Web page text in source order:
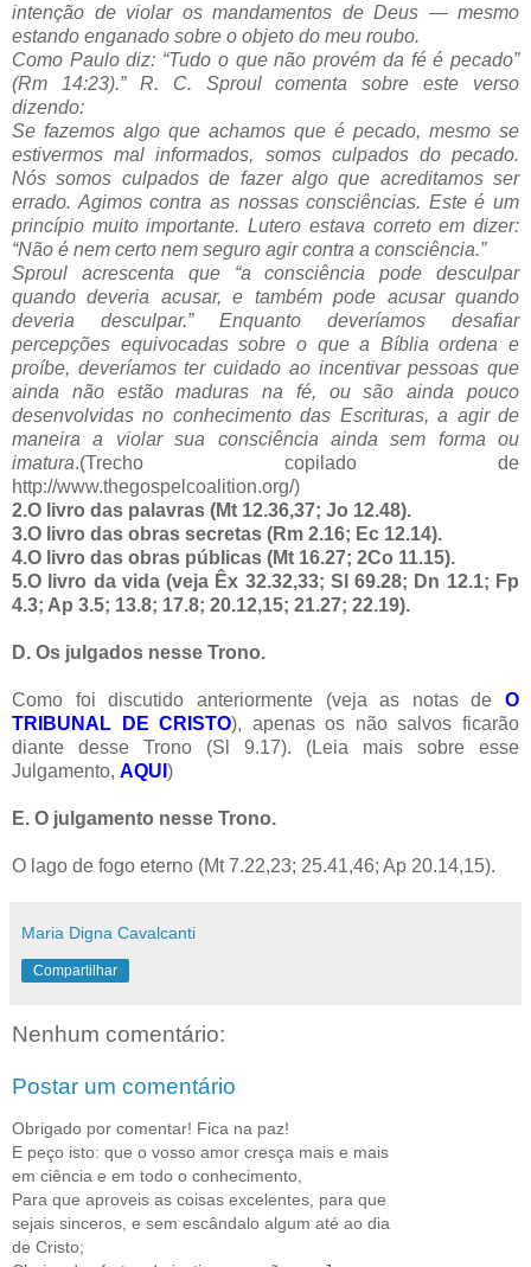
intenção de violar os mandamentos de Deus — mesmo
estando enganado sobre o objeto do meu roubo.
Como Paulo diz: “Tudo o que não provém da fé é pecado”
(Rm 14:23).” R. C. Sproul comenta sobre este verso
dizendo:
Se fazemos algo que achamos que é pecado, mesmo se
estivermos mal informados, somos culpados do pecado.
Nós somos culpados de fazer algo que acreditamos ser
errado. Agimos contra as nossas consciências. Este é um
princípio muito importante. Lutero estava correto em dizer:
“Não é nem certo nem seguro agir contra a consciência.”
Sproul acrescenta que “a consciência pode desculpar
quando deveria acusar, e também pode acusar quando
deveria desculpar.” Enquanto deveríamos desafiar
percepções equivocadas sobre o que a Bíblia ordena e
proíbe, deveríamos ter cuidado ao incentivar pessoas que
ainda não estão maduras na fé, ou são ainda pouco
desenvolvidas no conhecimento das Escrituras, a agir de
maneira a violar sua consciência ainda sem forma ou
imatura.(Trecho copilado de
http://www.thegospelcoalition.org/)
2.O livro das palavras (Mt 12.36,37; Jo 12.48).
3.O livro das obras secretas (Rm 2.16; Ec 12.14).
4.O livro das obras públicas (Mt 16.27; 2Co 11.15).
5.O livro da vida (veja Êx 32.32,33; Sl 69.28; Dn 12.1; Fp
4.3; Ap 3.5; 13.8; 17.8; 20.12,15; 21.27; 22.19).
D. Os julgados nesse Trono.
Como foi discutido anteriormente (veja as notas de O
TRIBUNAL DE CRISTO), apenas os não salvos ficarão
diante desse Trono (Sl 9.17). (Leia mais sobre esse
Julgamento, AQUI )
E. O julgamento nesse Trono.
O lago de fogo eterno (Mt 7.22,23; 25.41,46; Ap 20.14,15).
Maria Digna Cavalcanti
Compartilhar
Nenhum comentário:
Postar um comentário
Obrigado por comentar! Fica na paz!
E peço isto: que o vosso amor cresça mais e mais
em ciência e em todo o conhecimento,
Para que aproveis as coisas excelentes, para que
sejais sinceros, e sem escândalo algum até ao dia
de Cristo;